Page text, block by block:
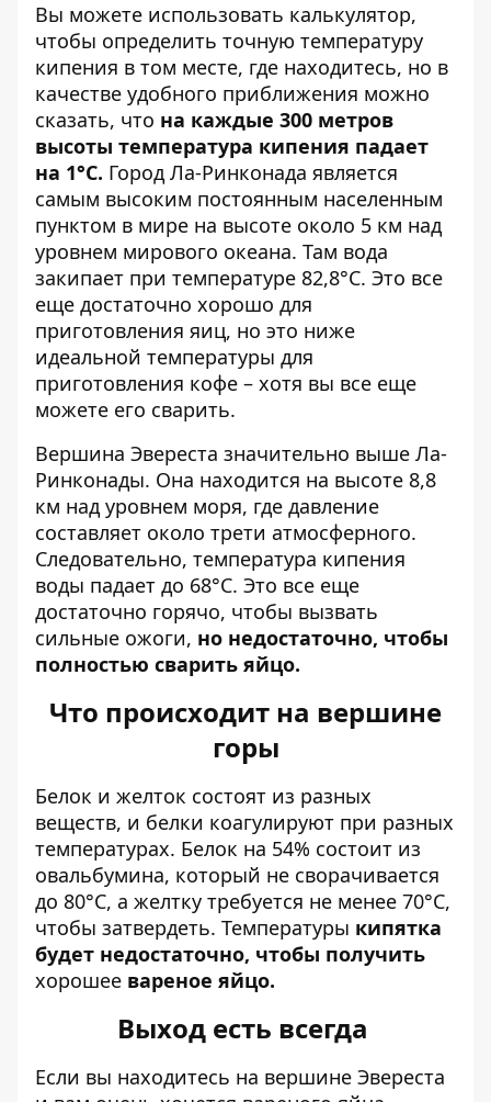
Вы можете использовать калькулятор,
чтобы определить точную температуру
кипения в том месте, где находитесь, но в
качестве удобного приближения можно
сказать, что на каждые 300 метров
высоты температура кипения падает
на 1°C. Город Ла-Ринконада является
самым высоким постоянным населенным
пунктом в мире на высоте около 5 км над
уровнем мирового океана. Там вода
закипает при температуре 82,8°С. Это все
еще достаточно хорошо для
приготовления яиц, но это ниже
идеальной температуры для
приготовления кофе – хотя вы все еще
можете его сварить.
Вершина Эвереста значительно выше Ла-
Ринконады. Она находится на высоте 8,8
км над уровнем моря, где давление
составляет около трети атмосферного.
Следовательно, температура кипения
воды падает до 68°C. Это все еще
достаточно горячо, чтобы вызвать
сильные ожоги, но недостаточно, чтобы
полностью сварить яйцо.
Что происходит на вершине
горы
Белок и желток состоят из разных
веществ, и белки коагулируют при разных
температурах. Белок на 54% состоит из
овальбумина, который не сворачивается
до 80°C, а желтку требуется не менее 70°C,
чтобы затвердеть. Температуры кипятка
будет недостаточно, чтобы получить
хорошее вареное яйцо.
Выход есть всегда
Если вы находитесь на вершине Эвереста